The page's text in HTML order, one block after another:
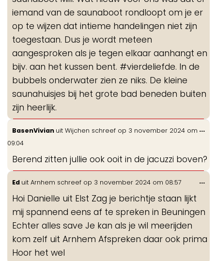
iemand van de saunaboot rondloopt om je er
op te wijzen dat intieme handelingen niet zijn
toegestaan. Dus je wordt meteen
aangesproken als je tegen elkaar aanhangt en
bijv. aan het kussen bent. #vierdeliefde. In de
bubbels onderwater zien ze niks. De kleine
saunahuisjes bij het grote bad beneden buiten
zijn heerlijk.
BasenVivian uit Wijchen schreef op 3 november 2024 om
09:04
Berend zitten jullie ook ooit in de jacuzzi boven?
...
Ed uit Arnhem schreef op 3 november 2024 om 08:57
Hoi Danielle uit Elst Zag je berichtje staan lijkt
mij spannend eens af te spreken in Beuningen
Echter alles save Je kan als je wil meerijden
kom zelf uit Arnhem Afspreken daar ook prima
Hoor het wel
...